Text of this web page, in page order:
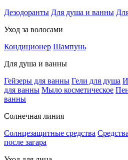
Дезодоранты Для душа и ванны
Уход за волосами
Кондиционер Шампунь
Для душа и ванны
Гейзеры для ванны Гели для душа
для ванны Мыло косметическое
ванны
Солнечная линия
Солнцезащитные средства
после загара